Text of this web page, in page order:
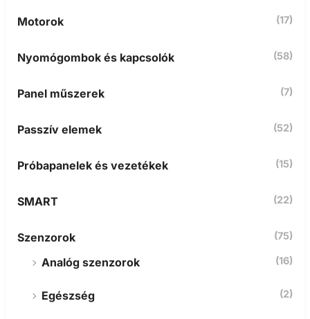
Motorok (17)
Nyomógombok és kapcsolók (58)
Panel műszerek (7)
Passzív elemek (52)
Próbapanelek és vezetékek (15)
SMART (22)
Szenzorok (75)
Analóg szenzorok (16)
Egészség (2)